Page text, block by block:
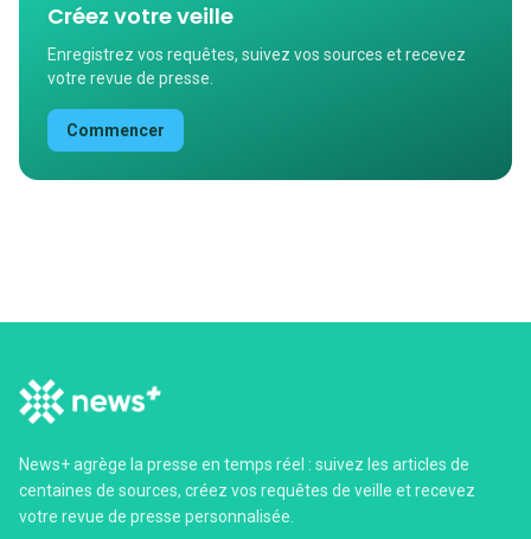
Créez votre veille
Enregistrez vos requêtes, suivez vos sources et recevez
votre revue de presse.
Commencer
News+ agrège la presse en temps réel : suivez les articles de
centaines de sources, créez vos requêtes de veille et recevez
votre revue de presse personnalisée.